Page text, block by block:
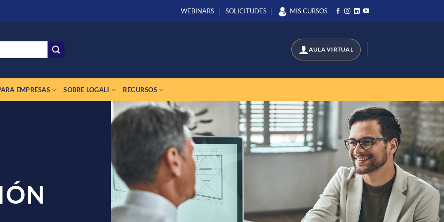
WEBINARS SOLICITUDES MIS CURSOS
EMPRESAS SOBRE LOGALI RECURSOS